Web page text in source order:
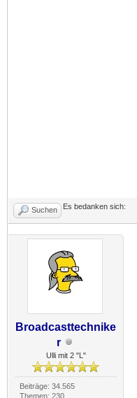
Suchen Es bedanken sich:
Broadcasttechnike
r
Ulli mit 2 "L"
Beiträge: 34.565
Themen: 230